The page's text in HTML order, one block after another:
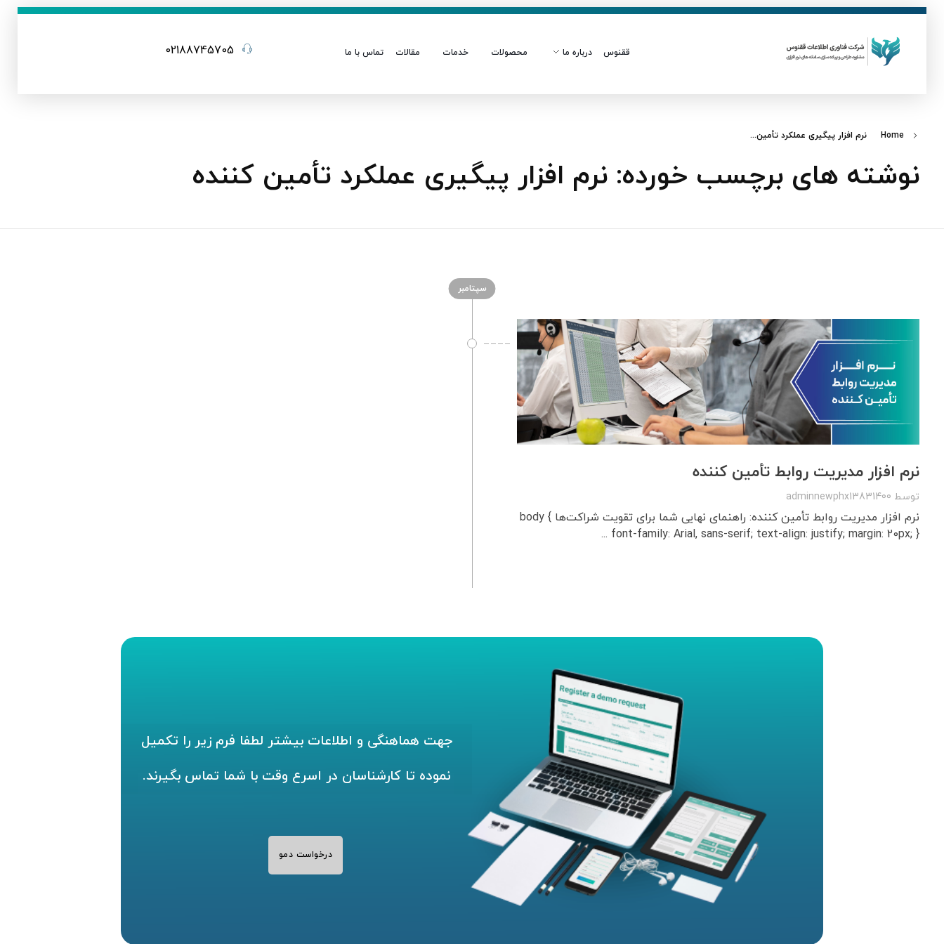
ققنوس درباره ما محصولات خدمات مقالات تماس با ما 02188745705
Home نرم‌ افزار پیگیری عملکرد تأمین...
نوشته های برچسب خورده: نرم‌ افزار پیگیری عملکرد تأمین‌ کننده
سپتامبر
نرم‌ افزار مدیریت روابط تأمین‌ کننده
توسط adminnewphx13831400
نرم‌ افزار مدیریت روابط تأمین ‌کننده: راهنمای نهایی شما برای تقویت شراکت‌ها body {
font-family: Arial, sans-serif; text-align: justify; margin: 20px; } ...
جهت هماهنگی و اطلاعات بیشتر لطفا فرم زیر را تکمیل
نموده تا کارشناسان در اسرع وقت با شما تماس بگیرند.
درخواست دمو